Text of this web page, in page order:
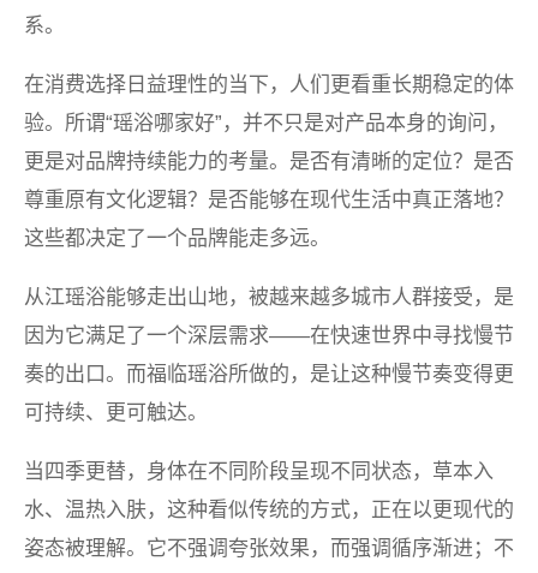
系。
在消费选择日益理性的当下，人们更看重长期稳定的体
验。所谓“瑶浴哪家好”，并不只是对产品本身的询问，
更是对品牌持续能力的考量。是否有清晰的定位？是否
尊重原有文化逻辑？是否能够在现代生活中真正落地？
这些都决定了一个品牌能走多远。
从江瑶浴能够走出山地，被越来越多城市人群接受，是
因为它满足了一个深层需求——在快速世界中寻找慢节
奏的出口。而福临瑶浴所做的，是让这种慢节奏变得更
可持续、更可触达。
当四季更替，身体在不同阶段呈现不同状态，草本入
水、温热入肤，这种看似传统的方式，正在以更现代的
姿态被理解。它不强调夸张效果，而强调循序渐进；不